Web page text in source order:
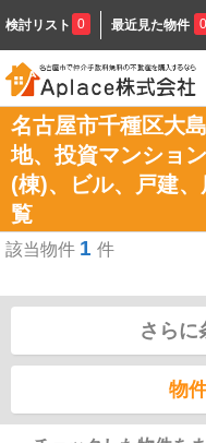
検討リスト 0 最近見た物件 0
名古屋市千種区大
地、投資マンショ
(棟)、ビル、戸建
覧
該当物件 1 件
さらに
物